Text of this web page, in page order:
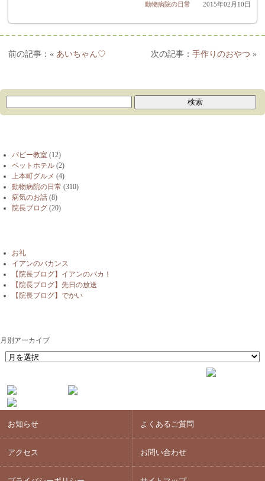
2015年02月10日
動物病院の日常
« あいちゃん♡ 手作りのおやつ »
パピー教室 (12)
ペットホテル (2)
上本町グルメ (4)
動物病院の日常 (310)
病気のお話 (8)
院長ブログ (20)
お礼
イアンのバカンス
【院長ブログ】イアンのバカ！
【院長ブログ】先日の放送
【院長ブログ】でかい
月別アーカイブ
お知らせ よくあるご質問
アクセス お問い合わせ